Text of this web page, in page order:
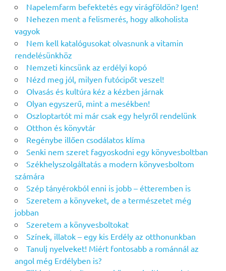
Napelemfarm befektetés egy virágföldön? Igen!
Nehezen ment a felismerés, hogy alkoholista
vagyok
Nem kell katalógusokat olvasnunk a vitamin
rendelésünkhöz
Nemzeti kincsünk az erdélyi kopó
Nézd meg jól, milyen futócipőt veszel!
Olvasás és kultúra kéz a kézben járnak
Olyan egyszerű, mint a mesékben!
Oszloptartót mi már csak egy helyről rendelünk
Otthon és könyvtár
Regénybe illően csodálatos klíma
Senki nem szeret fagyoskodni egy könyvesboltban
Székhelyszolgáltatás a modern könyvesboltom
számára
Szép tányérokból enni is jobb – étteremben is
Szeretem a könyveket, de a természetet még
jobban
Szeretem a könyvesboltokat
Színek, illatok – egy kis Erdély az otthonunkban
Tanulj nyelveket! Miért fontosabb a románnál az
angol még Erdélyben is?